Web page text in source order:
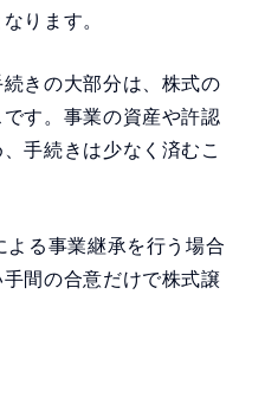
ります。
きの大部分は、株式の
す。事業の資産や許認
手続きは少なく済むこ
よる事業継承を行う場合
間の合意だけで株式譲